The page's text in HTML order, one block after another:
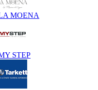
MOENA
STEP